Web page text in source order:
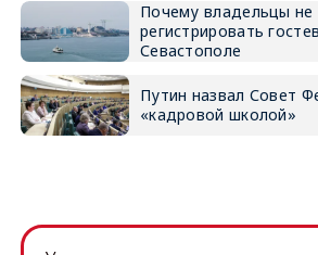
Почему владельцы не
регистрировать
Севастополе
Путин назвал Совет
«кадровой школой»